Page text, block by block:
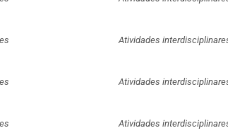
Atividades
Atividades
Atividades